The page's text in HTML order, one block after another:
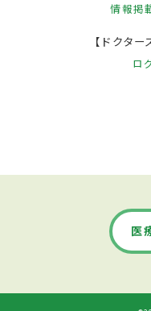
情報掲
【ドクタ
ロ
医